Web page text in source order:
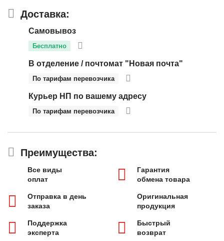
Доставка:
Самовывоз
Бесплатно
В отделение / почтомат "Новая почта"
По тарифам перевозчика
Курьер НП по вашему адресу
По тарифам перевозчика
Преимущества:
Все виды
оплат
Гарантия
обмена товара
Отправка в день
заказа
Оригинальная
продукция
Поддержка
эксперта
Быстрый
возврат